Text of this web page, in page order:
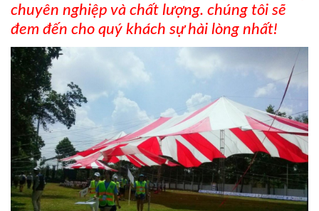
chuyên nghiệp và chất lượng. chúng tôi sẽ
đem đến cho quý khách sự hài lòng nhất!